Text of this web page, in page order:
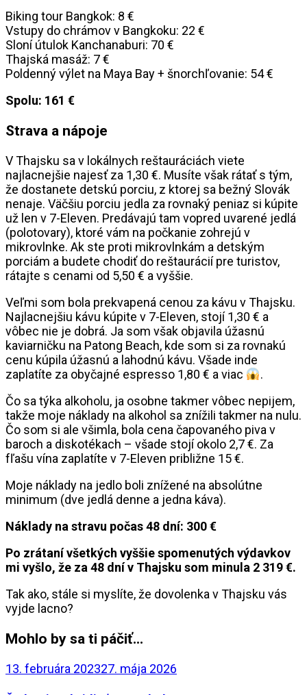
Biking tour Bangkok: 8 €
Vstupy do chrámov v Bangkoku: 22 €
Sloní útulok Kanchanaburi: 70 €
Thajská masáž: 7 €
Poldenný výlet na Maya Bay + šnorchľovanie: 54 €
Spolu: 161 €
Strava a nápoje
V Thajsku sa v lokálnych reštauráciách viete
najlacnejšie najesť za 1,30 €. Musíte však rátať s tým,
že dostanete detskú porciu, z ktorej sa bežný Slovák
nenaje. Väčšiu porciu jedla za rovnaký peniaz si kúpite
už len v 7-Eleven. Predávajú tam vopred uvarené jedlá
(polotovary), ktoré vám na počkanie zohrejú v
mikrovlnke. Ak ste proti mikrovlnkám a detským
porciám a budete chodiť do reštaurácií pre turistov,
rátajte s cenami od 5,50 € a vyššie.
Veľmi som bola prekvapená cenou za kávu v Thajsku.
Najlacnejšiu kávu kúpite v 7-Eleven, stojí 1,30 € a
vôbec nie je dobrá. Ja som však objavila úžasnú
kaviarničku na Patong Beach, kde som si za rovnakú
cenu kúpila úžasnú a lahodnú kávu. Všade inde
zaplatíte za obyčajné espresso 1,80 € a viac
.
Čo sa týka alkoholu, ja osobne takmer vôbec nepijem,
takže moje náklady na alkohol sa znížili takmer na nulu.
Čo som si ale všimla, bola cena čapovaného piva v
baroch a diskotékach – všade stojí okolo 2,7 €. Za
fľašu vína zaplatíte v 7-Eleven približne 15 €.
Moje náklady na jedlo boli znížené na absolútne
minimum (dve jedlá denne a jedna káva).
Náklady na stravu počas 48 dní: 300 €
Po zrátaní všetkých vyššie spomenutých výdavkov
mi vyšlo, že za 48 dní v Thajsku som minula 2 319 €.
Tak ako, stále si myslíte, že dovolenka v Thajsku vás
vyjde lacno?
Mohlo by sa ti páčiť...
13. februára 202327. mája 2026